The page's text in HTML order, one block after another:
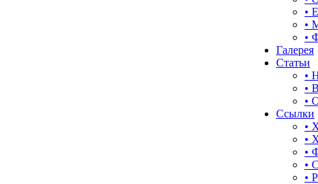
•
•
•
Галерея
Статьи
•
•
•
Ссылки
•
•
•
•
•